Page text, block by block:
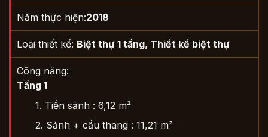
Năm thực hiện:2018
Loại thiết kế: Biệt thự 1 tầng, Thiết kế biệt thự
Công năng:
Tầng 1
1. Tiền sảnh : 6,12 m²
2. Sảnh + cầu thang : 11,21 m²